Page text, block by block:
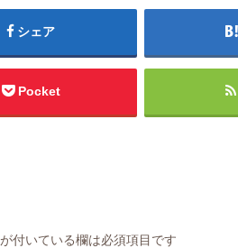
シェア
Pocket
が付いている欄は必須項目です